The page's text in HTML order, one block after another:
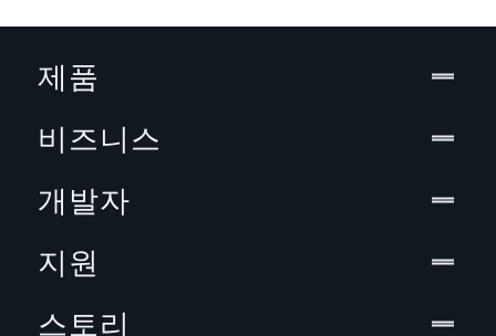
제품
비즈니스
개발자
지원
스토리